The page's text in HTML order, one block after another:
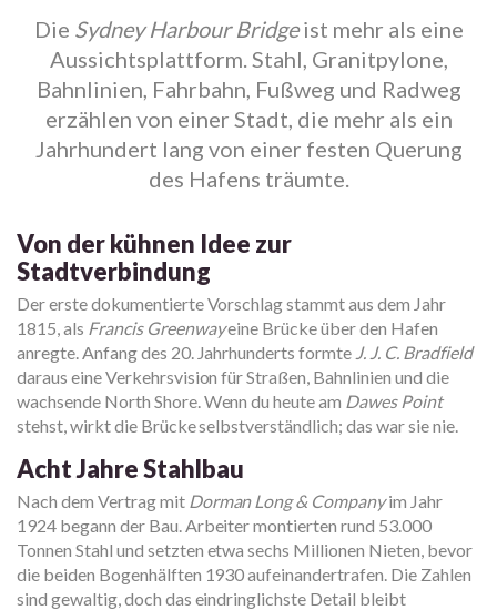
Die Sydney Harbour Bridgeist mehr als eine
Aussichtsplattform. Stahl, Granitpylone,
Bahnlinien, Fahrbahn, Fußweg und Radweg
erzählen von einer Stadt, die mehr als ein
Jahrhundert lang von einer festen Querung
des Hafens träumte.
Von der kühnen Idee zur
Stadtverbindung
Der erste dokumentierte Vorschlag stammt aus dem Jahr
1815, als Francis Greenwayeine Brücke über den Hafen
anregte. Anfang des 20. Jahrhunderts formte J. J. C. Bradfield
daraus eine Verkehrsvision für Straßen, Bahnlinien und die
wachsende North Shore. Wenn du heute am Dawes Point
stehst, wirkt die Brücke selbstverständlich; das war sie nie.
Acht Jahre Stahlbau
Nach dem Vertrag mit Dorman Long & Companyim Jahr
1924 begann der Bau. Arbeiter montierten rund 53.000
Tonnen Stahl und setzten etwa sechs Millionen Nieten, bevor
die beiden Bogenhälften 1930 aufeinandertrafen. Die Zahlen
sind gewaltig, doch das eindringlichste Detail bleibt